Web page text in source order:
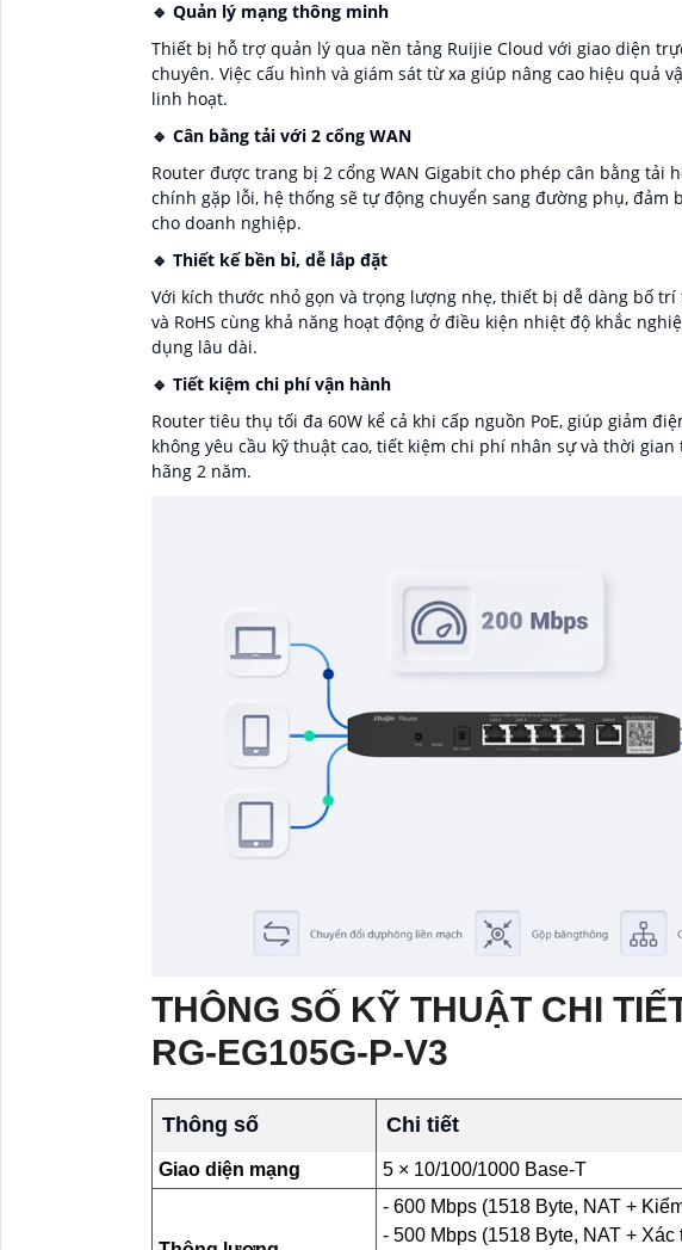
🔹 Quản lý mạng thông minh
Thiết bị hỗ trợ quản lý qua nền tảng Ruijie Cloud với giao diện
chuyên. Việc cấu hình và giám sát từ xa giúp nâng cao hiệu quả
linh hoạt.
🔹 Cân bằng tải với 2 cổng WAN
Router được trang bị 2 cổng WAN Gigabit cho phép cân bằng tải
chính gặp lỗi, hệ thống sẽ tự động chuyển sang đường phụ, đảm
cho doanh nghiệp.
🔹 Thiết kế bền bỉ, dễ lắp đặt
Với kích thước nhỏ gọn và trọng lượng nhẹ, thiết bị dễ dàng bố
và RoHS cùng khả năng hoạt động ở điều kiện nhiệt độ khắc
dụng lâu dài.
🔹 Tiết kiệm chi phí vận hành
Router tiêu thụ tối đa 60W kể cả khi cấp nguồn PoE, giúp giảm
không yêu cầu kỹ thuật cao, tiết kiệm chi phí nhân sự và thời
hãng 2 năm.
THÔNG SỐ KỸ THUẬT CHI
RG-EG105G-P-V3
Thông số Chi tiết
Giao diện mạng 5 × 10/100/1000 Base-T
- 600 Mbps (1518 Byte, NAT +
- 500 Mbps (1518 Byte, NAT +